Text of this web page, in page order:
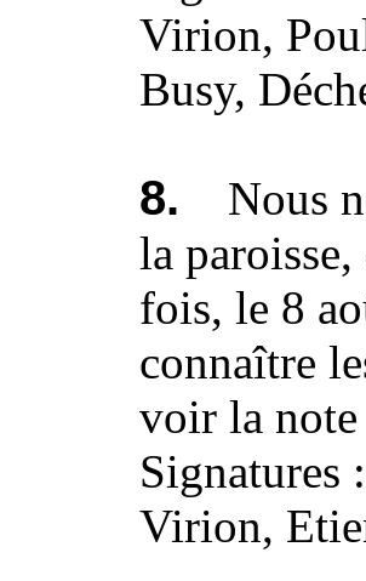
Virion,
Busy,
8. Nous
la
fois, le 8
connaître
voir la note
Signatures
Virion,